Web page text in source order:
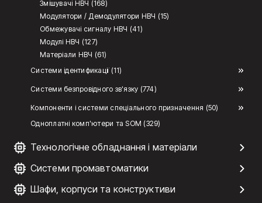
Змішувачі НВЧ (168)
Модулятори / Демодулятори НВЧ (15)
Обмежувачі сигналу НВЧ (41)
Модулі НВЧ (127)
Матеріали НВЧ (61)
Системи ідентификації (11)
Системи безпровідного зв'язку (774)
Компоненти і системи спеціального призначення (50)
Одноплатні комп'ютери та SOM (329)
Технологічне обладнання і матеріали
Системи промавтоматики
Шафи, корпуси та конструктиви